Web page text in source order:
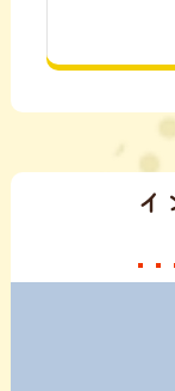
イ